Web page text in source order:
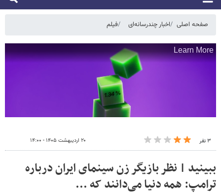
صفحه اصلی اخبار چندرسانه‌ای فیلم
۳ نفر ۲۰ اردیبهشت ۱۴۰۵ - ۱۴:۰۰
ببینید | نظر بازیگر زن سینمای ایران درباره
ترامپ: همه دنیا می‌دانند که ...